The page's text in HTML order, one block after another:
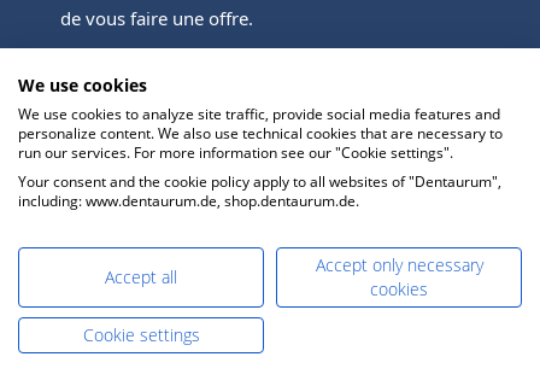
de vous faire une offre.
We use cookies
We use cookies to analyze site traffic, provide social media features and
personalize content. We also use technical cookies that are necessary to
run our services. For more information see our "Cookie settings".
Your consent and the cookie policy apply to all websites of "Dentaurum",
including: www.dentaurum.de, shop.dentaurum.de.
Accept all
Accept only necessary
cookies
Cookie settings